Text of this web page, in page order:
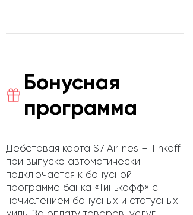
Бонусная
программа
Дебетовая карта S7 Airlines – Tinkoff
при выпуске автоматически
подключается к бонусной
программе банка «Тинькофф» с
начислением бонусных и статусных